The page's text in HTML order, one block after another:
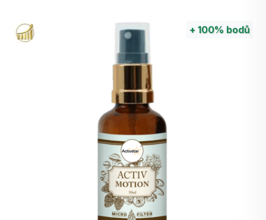
pořádku. Během pobytu v nemocnicích překonal
+ 100% bodů